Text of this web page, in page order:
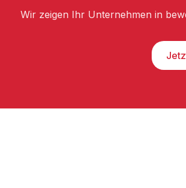
Wir zeigen Ihr Unternehmen in